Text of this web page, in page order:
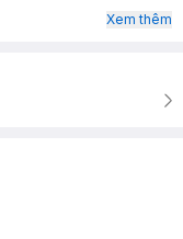
Xem thêm